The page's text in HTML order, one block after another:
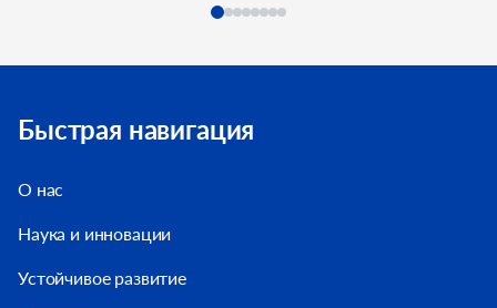
Быстрая навигация
О нас
Наука и инновации
Устойчивое развитие